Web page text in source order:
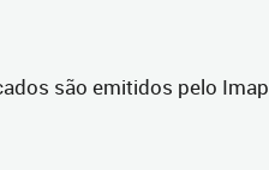
são emitidos pelo Imap